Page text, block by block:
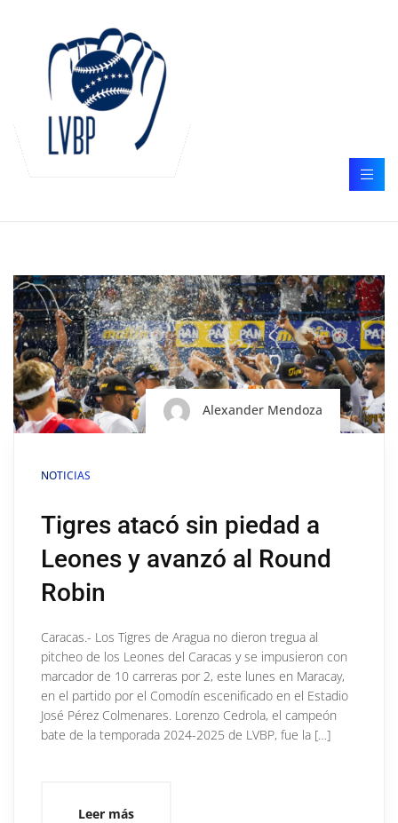
Alexander Mendoza
NOTICIAS
Tigres atacó sin piedad a
Leones y avanzó al Round
Robin
Caracas.- Los Tigres de Aragua no dieron tregua al
pitcheo de los Leones del Caracas y se impusieron con
marcador de 10 carreras por 2, este lunes en Maracay,
en el partido por el Comodín escenificado en el Estadio
José Pérez Colmenares. Lorenzo Cedrola, el campeón
bate de la temporada 2024-2025 de LVBP, fue la […]
Leer más